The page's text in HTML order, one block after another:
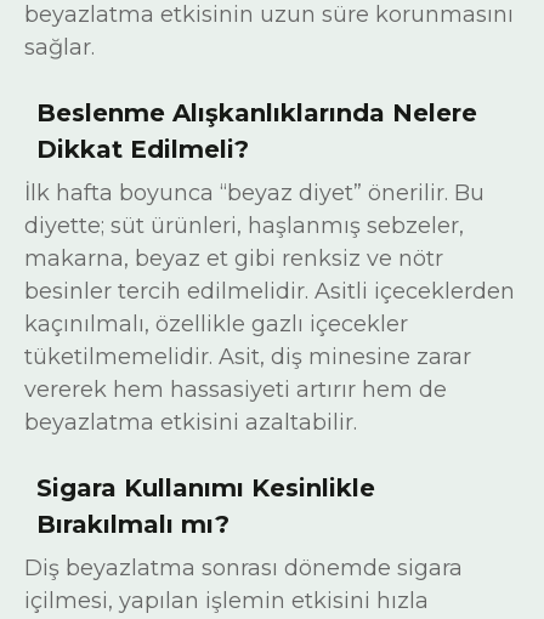
beyazlatma etkisinin uzun süre korunmasını
sağlar.
Beslenme Alışkanlıklarında Nelere
Dikkat Edilmeli?
İlk hafta boyunca “beyaz diyet” önerilir. Bu
diyette; süt ürünleri, haşlanmış sebzeler,
makarna, beyaz et gibi renksiz ve nötr
besinler tercih edilmelidir. Asitli içeceklerden
kaçınılmalı, özellikle gazlı içecekler
tüketilmemelidir. Asit, diş minesine zarar
vererek hem hassasiyeti artırır hem de
beyazlatma etkisini azaltabilir.
Sigara Kullanımı Kesinlikle
Bırakılmalı mı?
Diş beyazlatma sonrası dönemde sigara
içilmesi, yapılan işlemin etkisini hızla